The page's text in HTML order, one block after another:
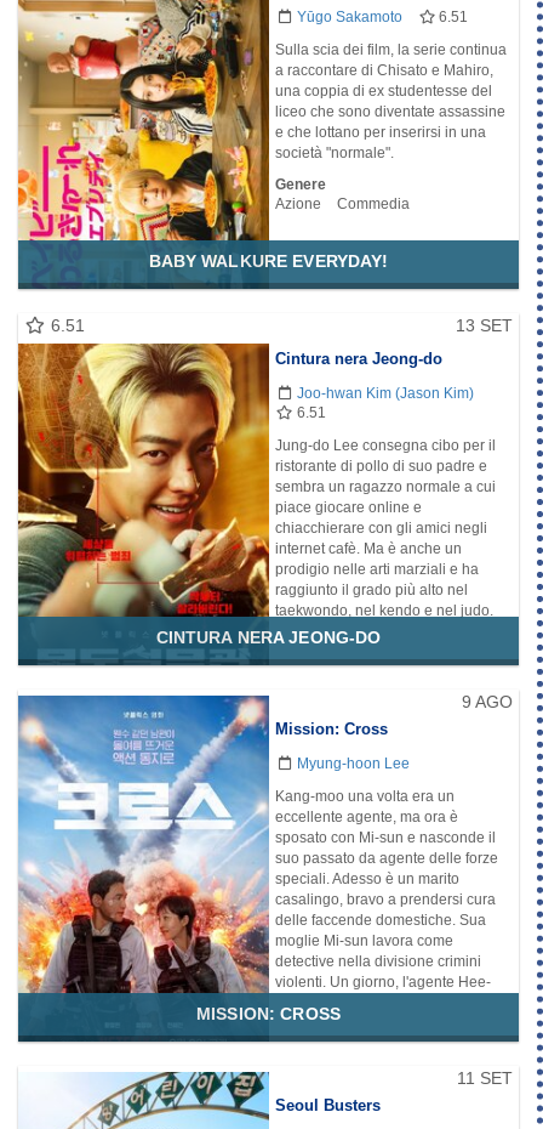
Yūgo Sakamoto 6.51
Sulla scia dei film, la serie continua
a raccontare di Chisato e Mahiro,
una coppia di ex studentesse del
liceo che sono diventate assassine
e che lottano per inserirsi in una
società "normale".
Genere
Azione
Commedia
BABY WALKURE EVERYDAY!
6.51 13 SET
Cintura nera Jeong-do
Joo-hwan Kim (Jason Kim)
6.51
Jung-do Lee consegna cibo per il
ristorante di pollo di suo padre e
sembra un ragazzo normale a cui
piace giocare online e
chiacchierare con gli amici negli
internet cafè. Ma è anche un
prodigio nelle arti marziali e ha
raggiunto il grado più alto nel
taekwondo, nel kendo e nel judo.
Un giorno vede un agente che
libertà vigilata che indossa una
cavigliera e lo salva grazie alle sue
sostituire l'agente ferito per alcune
settimane in coppia con l'agente di
libertà vigilata Sun-min Kim. Come
agente specializzato nelle arti
marziali, il suo lavoro è quello di
aiutare durante le situazioni
pericolose. Sun-min Kim
collaborando con lui, nota il suo
talento per il combattimento e gli
consiglia di lavorare a tempo pieno
come u...
Disponibilità:
Netflix
Genere
Azione
Commedia
CINTURA NERA JEONG-DO
9 AGO
Mission: Cross
Myung-hoon Lee
Kang-moo una volta era un
eccellente agente, ma ora è
sposato con Mi-sun e nasconde il
suo passato da agente delle forze
speciali. Adesso è un marito
casalingo, bravo a prendersi cura
delle faccende domestiche. Sua
moglie Mi-sun lavora come
detective nella divisione crimini
violenti. Un giorno, l'agente Hee-
appare davanti a lui per chiedergli
aiuto visto che è finita in grossi
Kang-moo aiuterà Hee-joo senza
farlo sapere a Mi-sun. Ma
MISSION: CROSS
11 SET
Seoul Busters